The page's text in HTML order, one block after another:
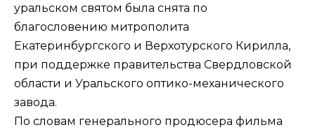
уральском святом была снята по
благословению митрополита
Екатеринбургского и Верхотурского Кирилла,
при поддержке правительства Свердловской
области и Уральского оптико-механического
завода.
По словам генерального продюсера фильма